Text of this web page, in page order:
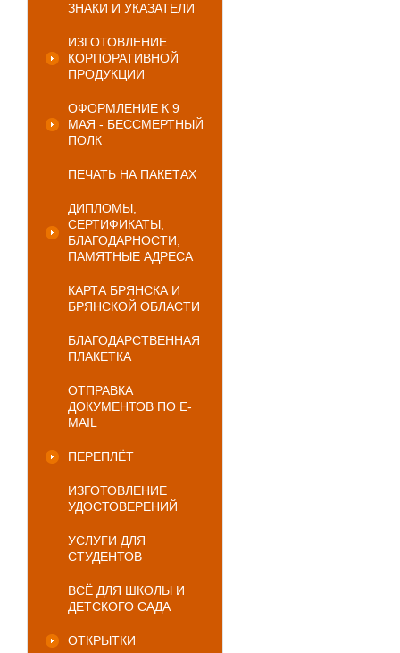
ЗНАКИ И УКАЗАТЕЛИ
ИЗГОТОВЛЕНИЕ
КОРПОРАТИВНОЙ
ПРОДУКЦИИ
ОФОРМЛЕНИЕ К 9
МАЯ - БЕССМЕРТНЫЙ
ПОЛК
ПЕЧАТЬ НА ПАКЕТАХ
ДИПЛОМЫ,
СЕРТИФИКАТЫ,
БЛАГОДАРНОСТИ,
ПАМЯТНЫЕ АДРЕСА
КАРТА БРЯНСКА И
БРЯНСКОЙ ОБЛАСТИ
БЛАГОДАРСТВЕННАЯ
ПЛАКЕТКА
ОТПРАВКА
ДОКУМЕНТОВ ПО E-
MAIL
ПЕРЕПЛЁТ
ИЗГОТОВЛЕНИЕ
УДОСТОВЕРЕНИЙ
УСЛУГИ ДЛЯ
СТУДЕНТОВ
ВСЁ ДЛЯ ШКОЛЫ И
ДЕТСКОГО САДА
ОТКРЫТКИ